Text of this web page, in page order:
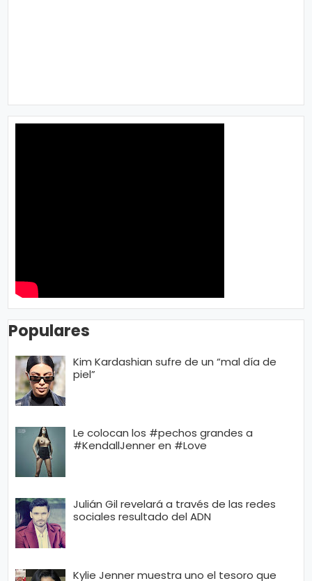
Populares
Kim Kardashian sufre de un “mal día de
piel”
Le colocan los #pechos grandes a
#KendallJenner en #Love
Julián Gil revelará a través de las redes
sociales resultado del ADN
Kylie Jenner muestra uno el tesoro que